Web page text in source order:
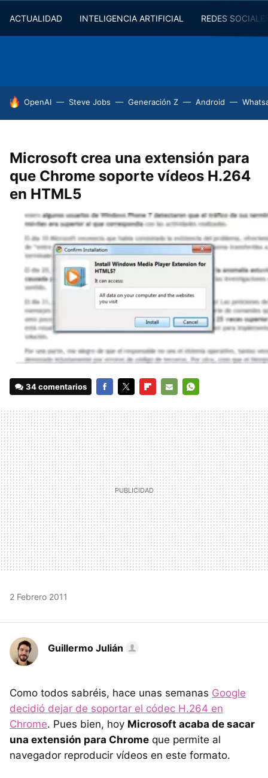
ACTUALIDAD INTELIGENCIA ARTIFICIAL REDES
HOY SE HABLA DE
OpenAI Steve Jobs Generación Z Android
Microsoft crea una extensión para
que Chrome soporte vídeos H.264
en HTML5
34 comentarios
MAIL
2 Febrero 2011
Guillermo Julián
Como todos sabréis, hace unas semanas Google
decidió dejar de soportar el códec H.264 en
Chrome. Pues bien, hoy Microsoft acaba de sacar
una extensión para Chrome que permite al
navegador reproducir vídeos en este formato.